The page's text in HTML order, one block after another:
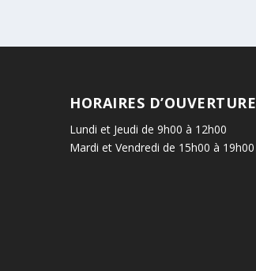
HORAIRES D’OUVERTURE
Lundi et Jeudi de 9h00 à 12h00
Mardi et Vendredi de 15h00 à 19h00